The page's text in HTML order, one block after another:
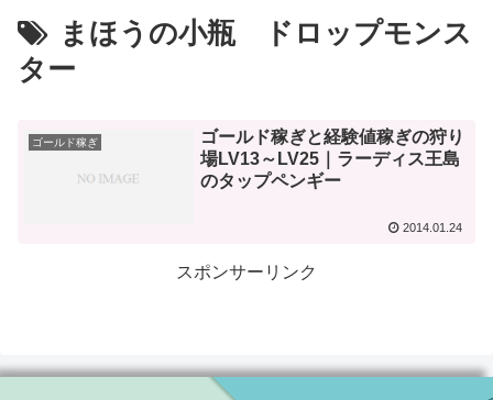
まほうの小瓶 ドロップモンス
ター
ゴールド稼ぎ
ゴールド稼ぎと経験値稼ぎの狩り
場LV13～LV25｜ラーディス王島
のタップペンギー
2014.01.24
スポンサーリンク